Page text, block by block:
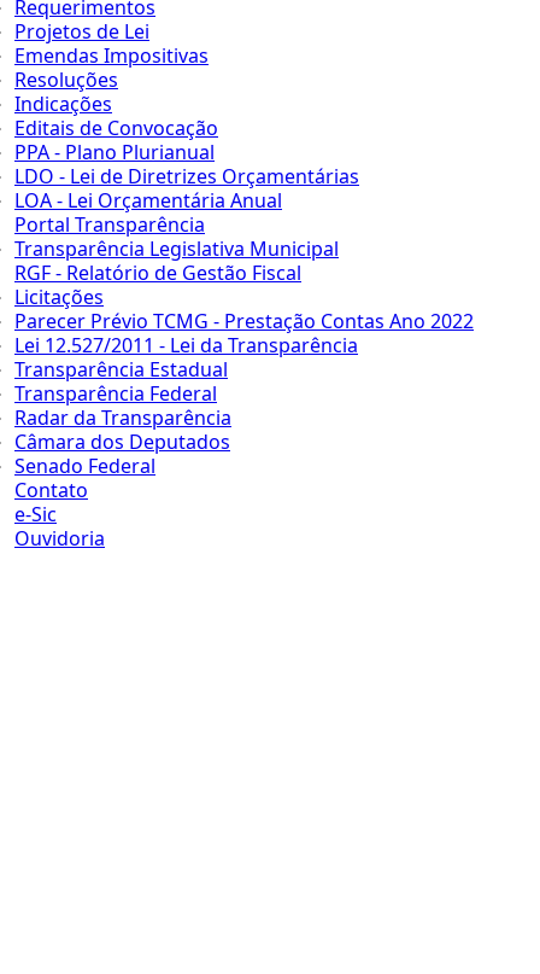
Requerimentos
Projetos de Lei
Emendas Impositivas
Resoluções
Indicações
Editais de Convocação
PPA - Plano Plurianual
LDO - Lei de Diretrizes Orçamentárias
LOA - Lei Orçamentária Anual
Portal Transparência
Transparência Legislativa Municipal
RGF - Relatório de Gestão Fiscal
Licitações
Parecer Prévio TCMG - Prestação Contas Ano 2022
Lei 12.527/2011 - Lei da Transparência
Transparência Estadual
Transparência Federal
Radar da Transparência
Câmara dos Deputados
Senado Federal
Contato
e-Sic
Ouvidoria